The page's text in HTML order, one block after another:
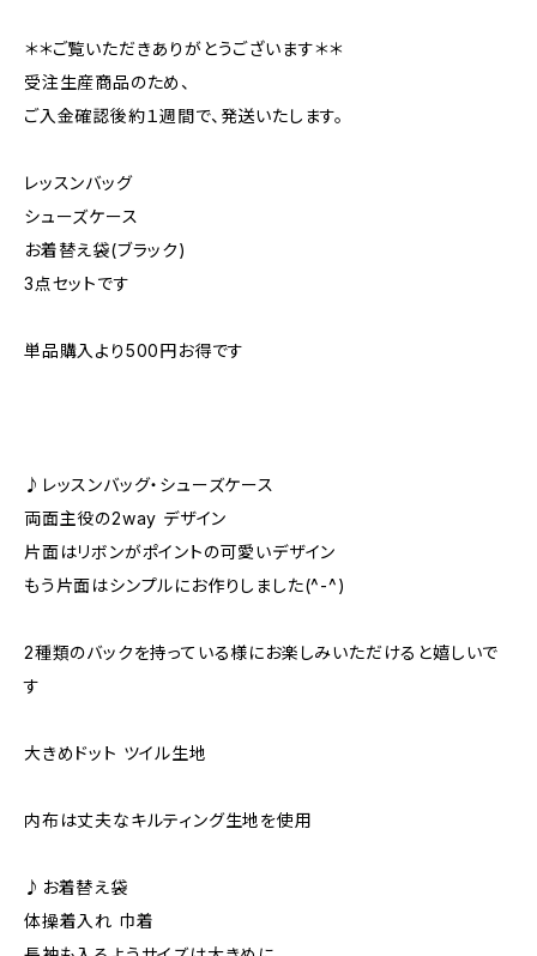
＊＊ご覧いただきありがとうございます＊＊
受注生産商品のため、
ご入金確認後約１週間で、発送いたします。
レッスンバッグ
シューズケース
お着替え袋(ブラック)
3点セットです
単品購入より500円お得です
♪レッスンバッグ・シューズケース
両面主役の2way デザイン
片面はリボンがポイントの可愛いデザイン
もう片面はシンプルにお作りしました(^-^)
2種類のバックを持っている様にお楽しみいただけると嬉しいで
す
大きめドット ツイル生地
内布は丈夫なキルティング生地を使用
♪お着替え袋
体操着入れ 巾着